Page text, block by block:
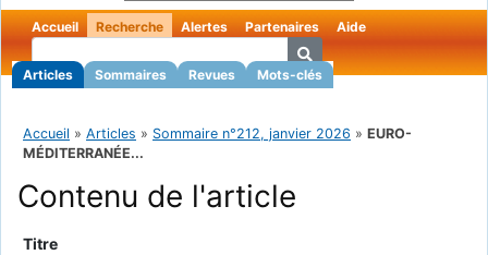
Accueil Recherche
Articles Sommaires Revues Mots-clés
Alertes Partenaires Aide
Accueil » Articles » Sommaire n°212, janvier 2026 » EURO-
MÉDITERRANÉE...
Contenu de l'article
Titre